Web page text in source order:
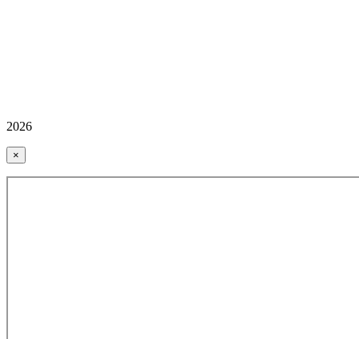
2026
×